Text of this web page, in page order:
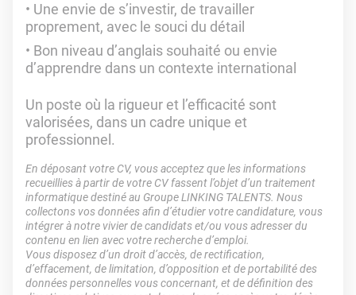
Une envie de s’investir, de travailler
proprement, avec le souci du détail
Bon niveau d’anglais souhaité ou envie
d’apprendre dans un contexte international
Un poste où la rigueur et l’efficacité sont
valorisées, dans un cadre unique et
professionnel.
En déposant votre CV, vous acceptez que les informations
recueillies à partir de votre CV fassent l’objet d’un traitement
informatique destiné au Groupe LINKING TALENTS. Nous
collectons vos données afin d’étudier votre candidature, vous
intégrer à notre vivier de candidats et/ou vous adresser du
contenu en lien avec votre recherche d’emploi.
Vous disposez d’un droit d’accès, de rectification,
d’effacement, de limitation, d’opposition et de portabilité des
données personnelles vous concernant, et de définition des